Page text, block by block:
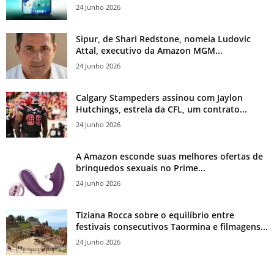
24 Junho 2026
Sipur, de Shari Redstone, nomeia Ludovic
Attal, executivo da Amazon MGM...
24 Junho 2026
Calgary Stampeders assinou com Jaylon
Hutchings, estrela da CFL, um contrato...
24 Junho 2026
A Amazon esconde suas melhores ofertas de
brinquedos sexuais no Prime...
24 Junho 2026
Tiziana Rocca sobre o equilíbrio entre
festivais consecutivos Taormina e filmagens...
24 Junho 2026